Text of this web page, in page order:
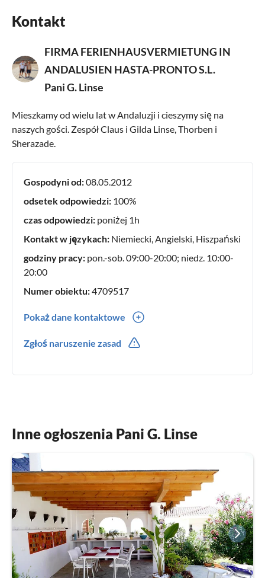
Kontakt
FIRMA FERIENHAUSVERMIETUNG IN
ANDALUSIEN HASTA-PRONTO S.L.
Pani G. Linse
Mieszkamy od wielu lat w Andaluzji i cieszymy się na
naszych gości. Zespół Claus i Gilda Linse, Thorben i
Sherazade.
Gospodyni od:08.05.2012
odsetek odpowiedzi: 100%
czas odpowiedzi: poniżej 1h
Kontakt w językach: Niemiecki, Angielski, Hiszpański
godziny pracy: pon.-sob. 09:00-20:00; niedz. 10:00-
20:00
Numer obiektu:4709517
Pokaż dane kontaktowe
Zgłoś naruszenie zasad
Inne ogłoszenia Pani G. Linse